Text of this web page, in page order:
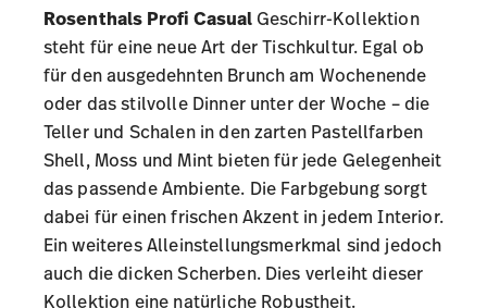
Rosenthals Profi Casual Geschirr-Kollektion
steht für eine neue Art der Tischkultur. Egal ob
für den ausgedehnten Brunch am Wochenende
oder das stilvolle Dinner unter der Woche – die
Teller und Schalen in den zarten Pastellfarben
Shell, Moss und Mint bieten für jede Gelegenheit
das passende Ambiente. Die Farbgebung sorgt
dabei für einen frischen Akzent in jedem Interior.
Ein weiteres Alleinstellungsmerkmal sind jedoch
auch die dicken Scherben. Dies verleiht dieser
Kollektion eine natürliche Robustheit.